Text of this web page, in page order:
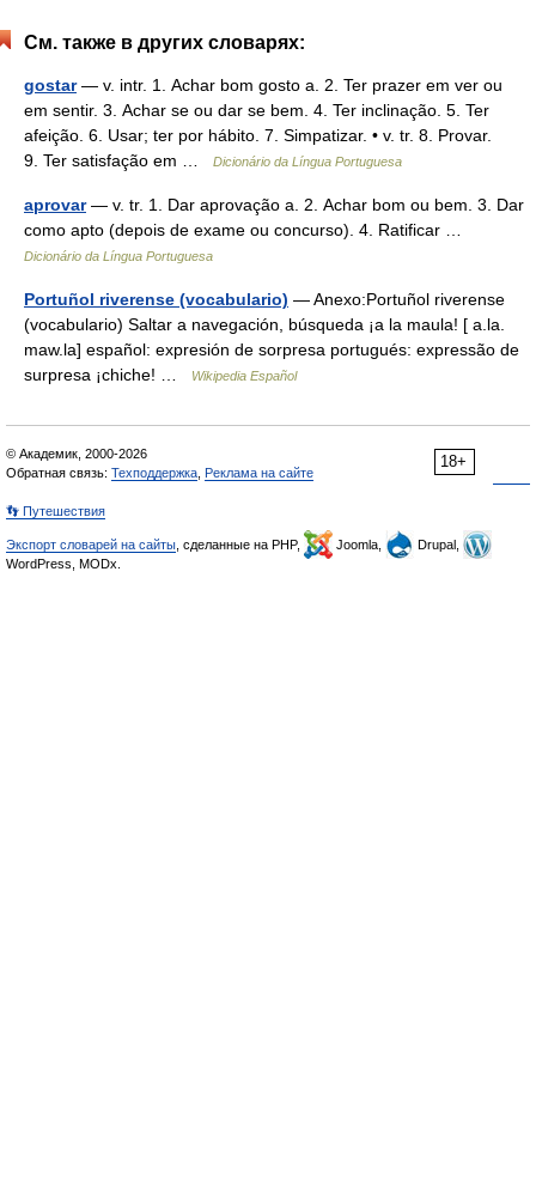
См. также в других словарях:
gostar— v. intr. 1. Achar bom gosto a. 2. Ter prazer em ver ou
em sentir. 3. Achar se ou dar se bem. 4. Ter inclinação. 5. Ter
afeição. 6. Usar; ter por hábito. 7. Simpatizar. • v. tr. 8. Provar.
9. Ter satisfação em …
Dicionário da Língua Portuguesa
aprovar— v. tr. 1. Dar aprovação a. 2. Achar bom ou bem. 3. Dar
como apto (depois de exame ou concurso). 4. Ratificar …
Dicionário da Língua Portuguesa
Portuñol riverense (vocabulario) — Anexo:Portuñol riverense
(vocabulario) Saltar a navegación, búsqueda ¡a la maula! [ a.la.
maw.la] español: expresión de sorpresa portugués: expressão de
surpresa ¡chiche! …
Wikipedia Español
18+
© Академик, 2000-2026
Обратная связь: Техподдержка Реклама на сайте
👣 Путешествия
Экспорт словарей на сайты , сделанные на PHP, Joomla,
Drupal,
WordPress, MODx.